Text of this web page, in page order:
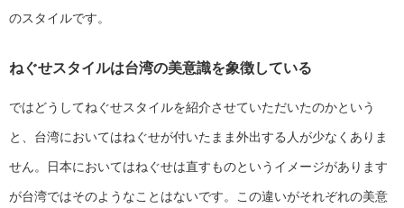
のスタイルです。
ねぐせスタイルは台湾の美意識を象徴している
ではどうしてねぐせスタイルを紹介させていただいたのかという
と、台湾においてはねぐせが付いたまま外出する人が少なくありま
せん。日本においてはねぐせは直すものというイメージがあります
が台湾ではそのようなことはないです。この違いがそれぞれの美意